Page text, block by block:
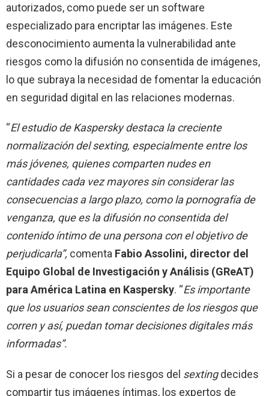
autorizados, como puede ser un software
especializado para encriptar las imágenes. Este
desconocimiento aumenta la vulnerabilidad ante
riesgos como la difusión no consentida de imágenes,
lo que subraya la necesidad de fomentar la educación
en seguridad digital en las relaciones modernas.
“El estudio de Kaspersky destaca la creciente
normalización del sexting, especialmente entre los
más jóvenes, quienes comparten nudes en
cantidades cada vez mayores sin considerar las
consecuencias a largo plazo, como la pornografía de
venganza, que es la difusión no consentida del
contenido íntimo de una persona con el objetivo de
perjudicarla”, comenta Fabio Assolini, director del
Equipo Global de Investigación y Análisis (GReAT)
para América Latina en Kaspersky. “Es importante
que los usuarios sean conscientes de los riesgos que
corren y así, puedan tomar decisiones digitales más
informadas”.
Si a pesar de conocer los riesgos del sextingdecides
compartir tus imágenes íntimas, los expertos de